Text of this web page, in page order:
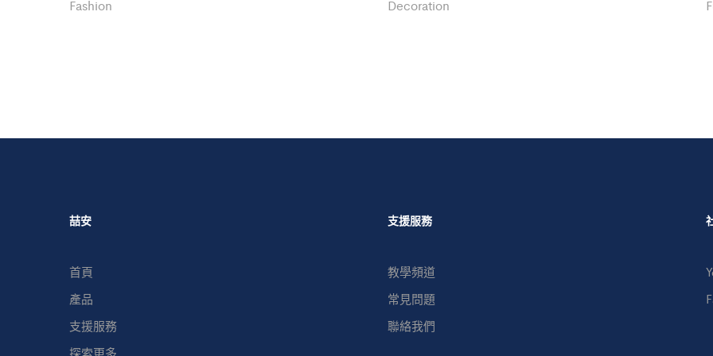
Fashion Decoration
喆安
首頁
產品
支援服務
探索更多
支援服務
教學頻道
常見問題
聯絡我們